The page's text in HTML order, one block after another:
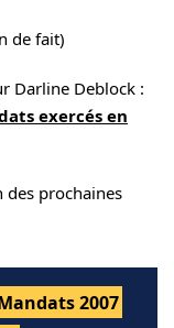
de fait)
Darline Deblock :
exercés en
des prochaines
2007